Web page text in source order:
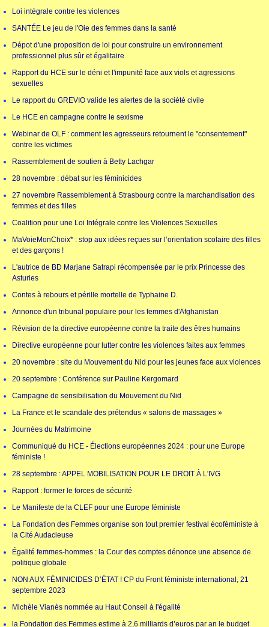
Loi intégrale contre les violences
SANTÉE Le jeu de l'Oie des femmes dans la santé
Dépot d'une proposition de loi pour construire un environnement
professionnel plus sûr et égalitaire
Rapport du HCE sur le déni et l'impunité face aux viols et agressions
sexuelles
Le rapport du GREVIO valide les alertes de la société civile
Le HCE en campagne contre le sexisme
Webinar de OLF : comment les agresseurs retournent le "consentement"
contre les victimes
Rassemblement de soutien à Betty Lachgar
28 novembre : débat sur les féminicides
27 novembre Rassemblement à Strasbourg contre la marchandisation des
femmes et des filles
Coalition pour une Loi Intégrale contre les Violences Sexuelles
MaVoieMonChoix* : stop aux idées reçues sur l’orientation scolaire des filles
et des garçons !
L'autrice de BD Marjane Satrapi récompensée par le prix Princesse des
Asturies
Contes à rebours et pérille mortelle de Typhaine D.
Annonce d'un tribunal populaire pour les femmes d'Afghanistan
Révision de la directive européenne contre la traite des êtres humains
Directive européenne pour lutter contre les violences faites aux femmes
20 novembre : site du Mouvement du Nid pour les jeunes face aux violences
20 septembre : Conférence sur Pauline Kergomard
Campagne de sensibilisation du Mouvement du Nid
La France et le scandale des prétendus « salons de massages »
Journées du Matrimoine
Communiqué du HCE - Élections européennes 2024 : pour une Europe
féministe !
28 septembre : APPEL MOBILISATION POUR LE DROIT À L'IVG
Rapport : former le forces de sécurité
Le Manifeste de la CLEF pour une Europe féministe
La Fondation des Femmes organise son tout premier festival écoféministe à
la Cité Audacieuse
Égalité femmes-hommes : la Cour des comptes dénonce une absence de
politique globale
NON AUX FÉMINICIDES D’ÉTAT ! CP du Front féministe international, 21
septembre 2023
Michèle Vianès nommée au Haut Conseil à l'égalité
la Fondation des Femmes estime à 2,6 milliards d’euros par an le budget